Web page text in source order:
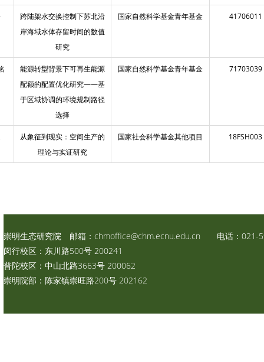
跨陆架水交换控制下苏北沿
岸海域水体存留时间的数值
研究
国家自然科学基金青年基金 41706011
能源转型背景下可再生能源
配额的配置优化研究——基
于区域协调的环境规制路径
选择
国家自然科学基金青年基金 71703039
从象征到现实：空间生产的
理论与实证研究
国家社会科学基金其他项目 18FSH003
崇明生态研究院 邮箱： chmoffice@chm.ecnu.edu.cn 电话：021-
闵行校区：东川路500号 200241
普陀校区：中山北路3663号 200062
崇明院部：陈家镇崇旺路200号 202162